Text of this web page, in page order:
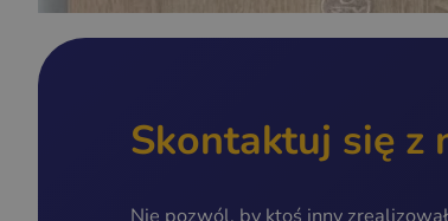
Skontaktuj się z
Nie pozwól, by ktoś inny